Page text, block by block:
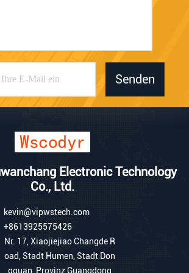
Senden
Electronic Technology
Co., Ltd.
kevin@vipwstech.com
+8613925575426
Nr. 17, Xiaojiejiao Changde R
oad, Stadt Humen, Stadt Don
gguan, Provinz Guangdong